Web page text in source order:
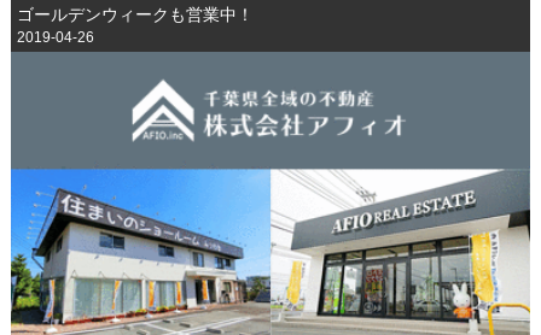
ゴールデンウィークも営業中！
2019-04-26